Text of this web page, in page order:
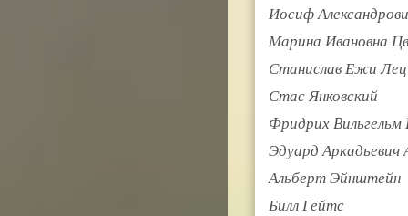
Иосиф
Марина Ивановна
Станислав Ежи Лец
Стас Янковский
Фридрих
Эдуард Аркадьевич
Альберт Эйнштейн
Билл Гейтс